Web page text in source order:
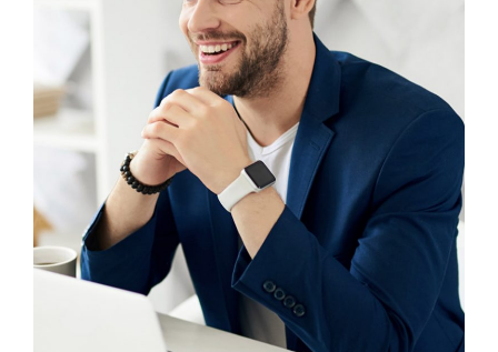
ACCOUNT MANAGER
Miguel Anders